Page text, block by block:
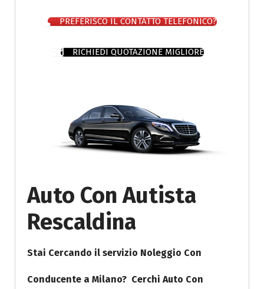
PREFERISCO IL CONTATTO TELEFONICO?
RICHIEDI QUOTAZIONE MIGLIORE
Auto Con Autista
Rescaldina
Stai Cercando il servizio Noleggio Con
Conducente a Milano? Cerchi Auto Con